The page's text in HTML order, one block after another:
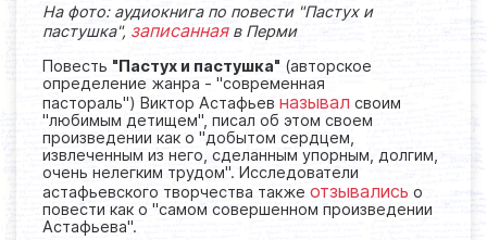
На фото: аудиокнига по повести "Пастух и
пастушка", записаннаяв Перми
Повесть "Пастух и пастушка" (авторское
определение жанра - "современная
пастораль") Виктор Астафьев называл своим
"любимым детищем", писал об этом своем
произведении как о "добытом сердцем,
извлеченным из него, сделанным упорным, долгим,
очень нелегким трудом". Исследователи
астафьевского творчества также отзывались о
повести как о "самом совершенном произведении
Астафьева".